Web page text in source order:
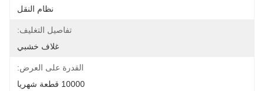
نظام النقل
تفاصيل التغليف:
غلاف خشبي
القدرة على العرض:
10000 قطعة شهريا